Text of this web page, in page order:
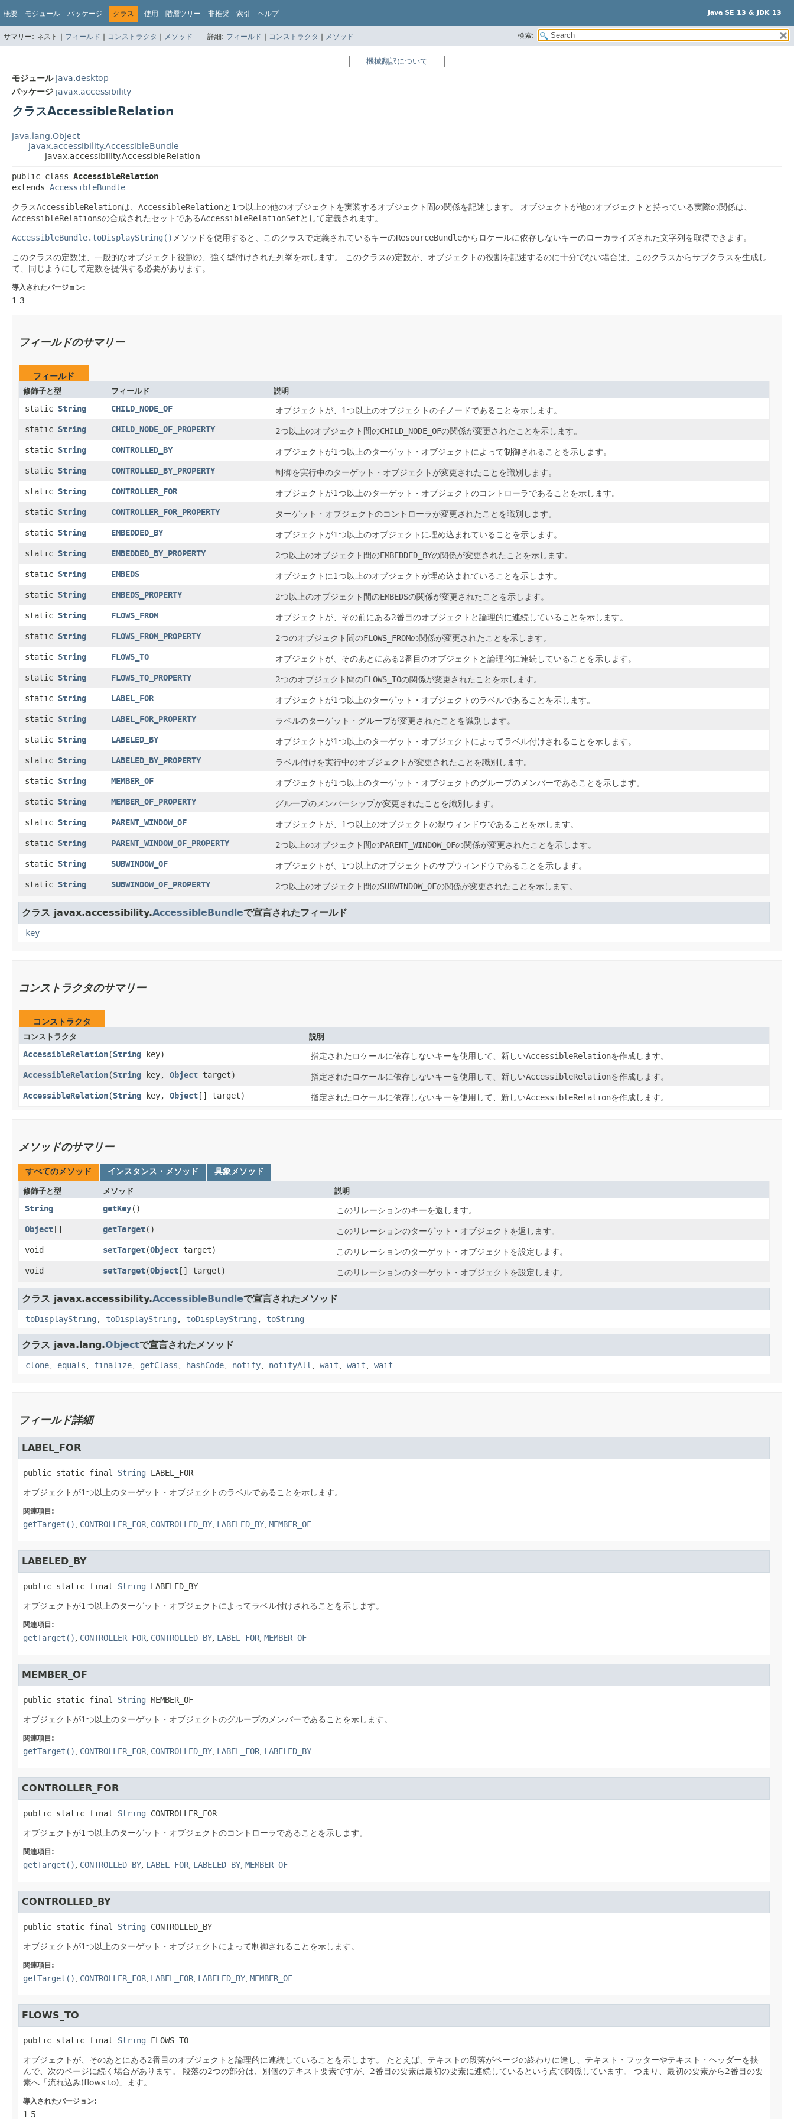
概要 モジュール パッケージ クラス 使用 階層ツリー 非推奨 索引 ヘルプ Java SE 13 & JDK 13
サマリー: ネスト | フィールド | コンストラクタ | メソッド 詳細: フィールド | コンストラクタ | メソッド 検索:
機械翻訳について
モジュール java.desktop
パッケージ javax.accessibility
クラスAccessibleRelation
java.lang.Object
javax.accessibility.AccessibleBundle
javax.accessibility.AccessibleRelation
public class AccessibleRelation
extends AccessibleBundle
クラスAccessibleRelationは、 AccessibleRelationと1つ以上の他のオブジェクトを実装するオブジェクト間の関係を記述します。 オブジェクトが他のオブジェクトと持っている実際の関係は、
AccessibleRelationsの合成されたセットであるAccessibleRelationSetとして定義されます。
AccessibleBundle.toDisplayString() メソッドを使用すると、このクラスで定義されているキーのResourceBundleからロケールに依存しないキーのローカライズされた文字列を取得できます。
このクラスの定数は、一般的なオブジェクト役割の、強く型付けされた列挙を示します。
このクラスの定数が、オブジェクトの役割を記述するのに十分でない場合は、このクラスからサブクラスを生成し
て、同じようにして定数を提供する必要があります。
導入されたバージョン:
1.3
フィールドのサマリー
フィールド
修飾子と型 フィールド 説明
static String CHILD_NODE_OF オブジェクトが、1つ以上のオブジェクトの子ノードであることを示します。
static String CHILD_NODE_OF_PROPERTY 2つ以上のオブジェクト間のCHILD_NODE_OFの関係が変更されたことを示します。
static String CONTROLLED_BY オブジェクトが1つ以上のターゲット・オブジェクトによって制御されることを示します。
static String CONTROLLED_BY_PROPERTY 制御を実行中のターゲット・オブジェクトが変更されたことを識別します。
static String CONTROLLER_FOR オブジェクトが1つ以上のターゲット・オブジェクトのコントローラであることを示します。
static String CONTROLLER_FOR_PROPERTY ターゲット・オブジェクトのコントローラが変更されたことを識別します。
static String EMBEDDED_BY オブジェクトが1つ以上のオブジェクトに埋め込まれていることを示します。
static String EMBEDDED_BY_PROPERTY 2つ以上のオブジェクト間のEMBEDDED_BYの関係が変更されたことを示します。
static String EMBEDS オブジェクトに1つ以上のオブジェクトが埋め込まれていることを示します。
static String EMBEDS_PROPERTY 2つ以上のオブジェクト間のEMBEDSの関係が変更されたことを示します。
static String FLOWS_FROM オブジェクトが、その前にある2番目のオブジェクトと論理的に連続していることを示します。
static String FLOWS_FROM_PROPERTY 2つのオブジェクト間のFLOWS_FROMの関係が変更されたことを示します。
static String FLOWS_TO オブジェクトが、そのあとにある2番目のオブジェクトと論理的に連続していることを示します。
static String FLOWS_TO_PROPERTY 2つのオブジェクト間のFLOWS_TOの関係が変更されたことを示します。
static String LABEL_FOR オブジェクトが1つ以上のターゲット・オブジェクトのラベルであることを示します。
static String LABEL_FOR_PROPERTY ラベルのターゲット・グループが変更されたことを識別します。
static String LABELED_BY オブジェクトが1つ以上のターゲット・オブジェクトによってラベル付けされることを示します。
static String LABELED_BY_PROPERTY ラベル付けを実行中のオブジェクトが変更されたことを識別します。
static String MEMBER_OF オブジェクトが1つ以上のターゲット・オブジェクトのグループのメンバーであることを示します。
static String MEMBER_OF_PROPERTY グループのメンバーシップが変更されたことを識別します。
static String PARENT_WINDOW_OF オブジェクトが、1つ以上のオブジェクトの親ウィンドウであることを示します。
static String PARENT_WINDOW_OF_PROPERTY 2つ以上のオブジェクト間のPARENT_WINDOW_OFの関係が変更されたことを示します。
static String SUBWINDOW_OF オブジェクトが、1つ以上のオブジェクトのサブウィンドウであることを示します。
static String SUBWINDOW_OF_PROPERTY 2つ以上のオブジェクト間のSUBWINDOW_OFの関係が変更されたことを示します。
クラス javax.accessibility.AccessibleBundleで宣言されたフィールド
key
コンストラクタのサマリー
コンストラクタ
コンストラクタ 説明
AccessibleRelation​(String key) 指定されたロケールに依存しないキーを使用して、新しいAccessibleRelationを作成します。
AccessibleRelation​(String key, Object target) 指定されたロケールに依存しないキーを使用して、新しいAccessibleRelationを作成します。
AccessibleRelation​(String key, Object [] target) 指定されたロケールに依存しないキーを使用して、新しいAccessibleRelationを作成します。
メソッドのサマリー
すべてのメソッド インスタンス・メソッド 具象メソッド
修飾子と型 メソッド 説明
String getKey() このリレーションのキーを返します。
Object [] getTarget() このリレーションのターゲット・オブジェクトを返します。
void setTarget​(Object target) このリレーションのターゲット・オブジェクトを設定します。
void setTarget​(Object [] target) このリレーションのターゲット・オブジェクトを設定します。
クラス javax.accessibility.AccessibleBundleで宣言されたメソッド
toDisplayString , toDisplayString , toDisplayString , toString
クラス java.lang.Objectで宣言されたメソッド
clone、 equals、 finalize、 getClass、 hashCode、 notify、 notifyAll、 wait、 wait、 wait
フィールド詳細
LABEL_FOR
public static final String LABEL_FOR
オブジェクトが1つ以上のターゲット・オブジェクトのラベルであることを示します。
関連項目:
getTarget() CONTROLLER_FOR CONTROLLED_BY LABELED_BY MEMBER_OF
LABELED_BY
public static final String LABELED_BY
オブジェクトが1つ以上のターゲット・オブジェクトによってラベル付けされることを示します。
関連項目:
getTarget() CONTROLLER_FOR CONTROLLED_BY LABEL_FOR MEMBER_OF
MEMBER_OF
public static final String MEMBER_OF
オブジェクトが1つ以上のターゲット・オブジェクトのグループのメンバーであることを示します。
関連項目:
getTarget() CONTROLLER_FOR CONTROLLED_BY LABEL_FOR LABELED_BY
CONTROLLER_FOR
public static final String CONTROLLER_FOR
オブジェクトが1つ以上のターゲット・オブジェクトのコントローラであることを示します。
関連項目:
getTarget() CONTROLLED_BY LABEL_FOR LABELED_BY MEMBER_OF
CONTROLLED_BY
public static final String CONTROLLED_BY
オブジェクトが1つ以上のターゲット・オブジェクトによって制御されることを示します。
関連項目:
getTarget() CONTROLLER_FOR LABEL_FOR LABELED_BY MEMBER_OF
FLOWS_TO
public static final String FLOWS_TO
オブジェクトが、そのあとにある2番目のオブジェクトと論理的に連続していることを示します。
たとえば、テキストの段落がページの終わりに達し、テキスト・フッターやテキスト・ヘッダーを挟
んで、次のページに続く場合があります。
段落の2つの部分は、別個のテキスト要素ですが、2番目の要素は最初の要素に連続しているという点で関係しています。
つまり、最初の要素から2番目の要
素へ「流れ込み(flows to)」ます。
導入されたバージョン:
1.5